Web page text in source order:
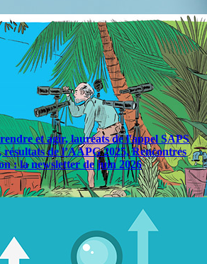
et agir, lauréats de l'appel SAPS
de l’AAPG 2025, Rencontres
: la newsletter de juin 2026